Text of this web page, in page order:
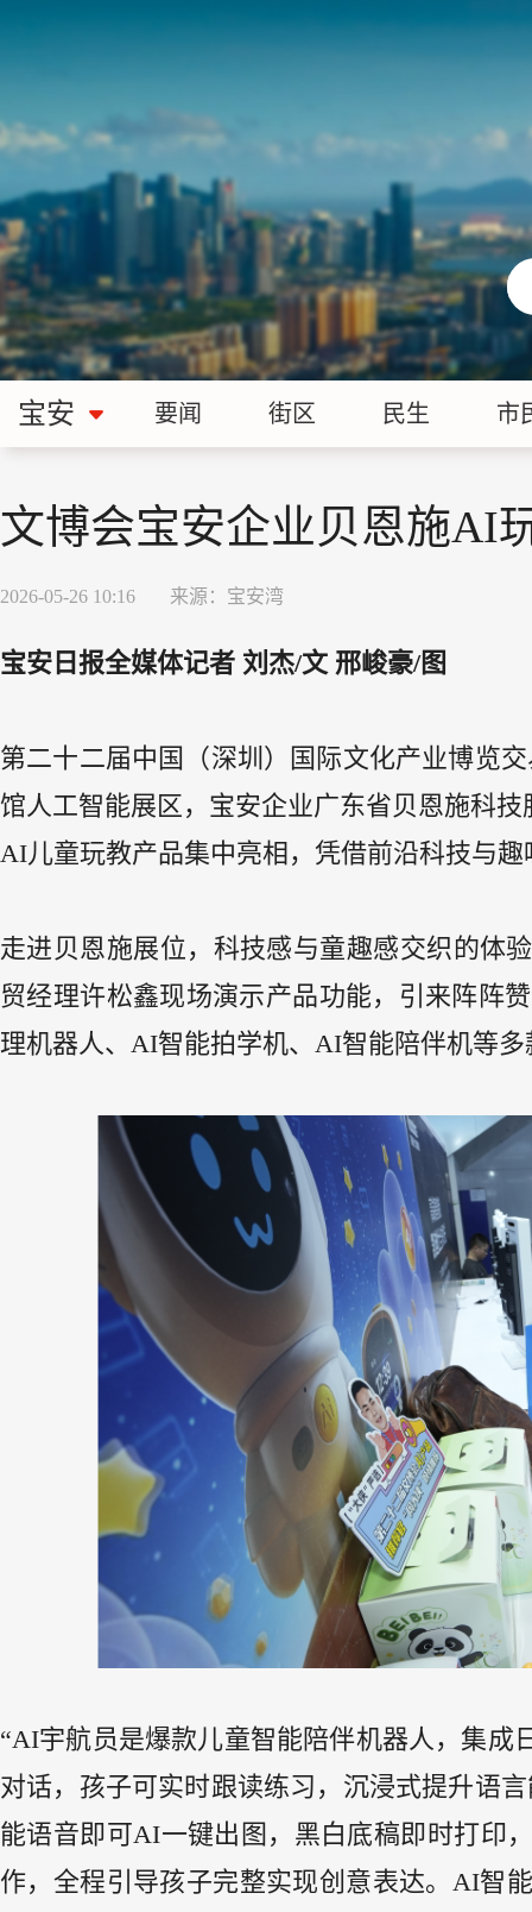
宝安 要闻 街区 民生 市
文博会宝安企业贝恩施AI
2026-05-26 10:16 来源： 宝安湾
宝安日报全媒体记者 刘杰/文 邢峻豪/图
第二十二届中国（深圳）国际文化产业博览
馆人工智能展区，宝安企业广东省贝恩施科
AI儿童玩教产品集中亮相，凭借前沿科技与
走进贝恩施展位，科技感与童趣感交织的体
贸经理许松鑫现场演示产品功能，引来阵阵
理机器人、AI智能拍学机、AI智能陪伴机等
“AI宇航员是爆款儿童智能陪伴机器人，集成
对话，孩子可实时跟读练习，沉浸式提升语
能语音即可AI一键出图，黑白底稿即时打印
作，全程引导孩子完整实现创意表达。AI智